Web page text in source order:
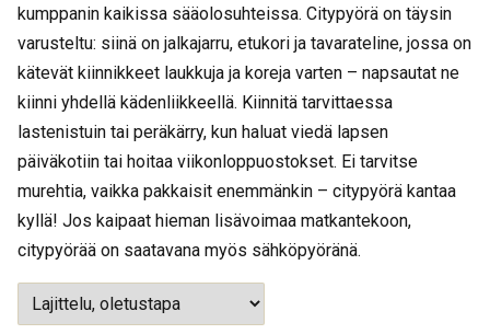
kumppanin kaikissa sääolosuhteissa. Citypyörä on täysin
varusteltu: siinä on jalkajarru, etukori ja tavarateline, jossa on
kätevät kiinnikkeet laukkuja ja koreja varten – napsautat ne
kiinni yhdellä kädenliikkeellä. Kiinnitä tarvittaessa
lastenistuin tai peräkärry, kun haluat viedä lapsen
päiväkotiin tai hoitaa viikonloppuostokset. Ei tarvitse
murehtia, vaikka pakkaisit enemmänkin – citypyörä kantaa
kyllä! Jos kaipaat hieman lisävoimaa matkantekoon,
citypyörää on saatavana myös sähköpyöränä.